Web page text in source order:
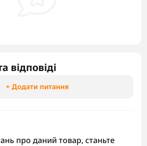
відповіді
+ Додати питання
про даний товар, станьте